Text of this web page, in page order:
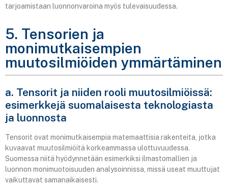
tarjoamistaan luonnonvaroina myös tulevaisuudessa.
5. Tensorien ja
monimutkaisempien
muutosilmiöiden ymmärtäminen
a. Tensorit ja niiden rooli muutosilmiöissä:
esimerkkejä suomalaisesta teknologiasta
ja luonnosta
Tensorit ovat monimutkaisempia matemaattisia rakenteita, jotka
kuvaavat muutosilmiöitä korkeammassa ulottuvuudessa.
Suomessa niitä hyödynnetään esimerkiksi ilmastomallien ja
luonnon monimuotoisuuden analysoinnissa, missä useat muuttujat
vaikuttavat samanaikaisesti.